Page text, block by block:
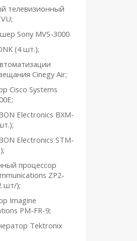
телевизионный
Sony MVS-3000
(4 шт.);
Cinegy Air;
Cisco Systems
Electronics BXM-
Electronics STM-
процессор
ZP2-
шт/);
Imagine
PM-FR-9;
Tektronix